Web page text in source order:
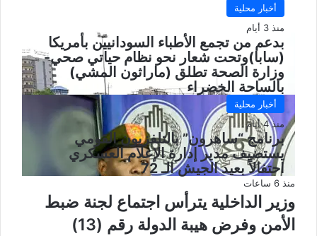
أخبار محلية
منذ 3 أيام
بدعم من تجمع الأطباء السودانيين بأمريكا
(سابا)وتحت شعار نحو نظام حياتي صحي-
وزارة الصحة تطلق (ماراثون المشي)
بالساحة الخضراء
أخبار محلية
منذ 4 أيام
برنامج “ساهرون” بالتلفزيون القومي
يستضيف مدير إدارة الإعلام العسكري
احتفالاً بعيد الجيش الـ 72
منذ 6 ساعات
وزير الداخلية يترأس اجتماع لجنة ضبط
الأمن وفرض هيبة الدولة رقم (13)